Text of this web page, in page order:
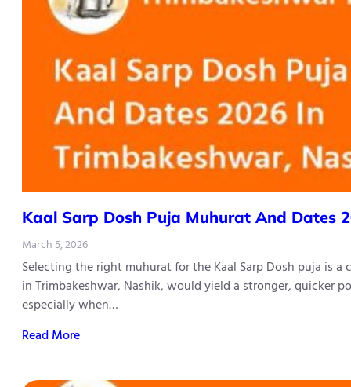
Kaal​‍​‌‍​‍‌​‍​‌‍​‍‌ Sarp Dosh Puja Muhurat And Dates
March 5, 2026
Selecting the right muhurat for the Kaal Sarp Dosh puja is
in Trimbakeshwar, Nashik, would yield a stronger, quicker
especially when…
Read More